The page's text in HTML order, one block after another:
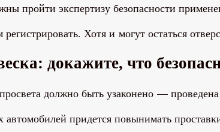
пройти экспертизу безопасности
Хотя и могут остаться
докажите, что
должно быть узаконено —
придется повынимать